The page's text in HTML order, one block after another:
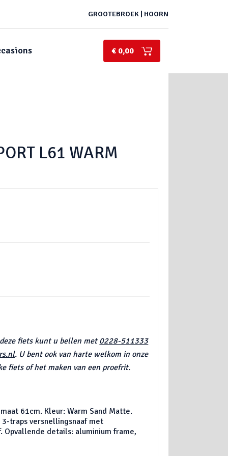
GROOTEBROEK | HOORN
€ 0,00
L61 WARM
fiets kunt u bellen met 0228-511333
. U bent ook van harte welkom in onze
fiets of het maken van een proefrit.
61cm. Kleur: Warm Sand Matte.
traps versnellingsnaaf met
Opvallende details: aluminium frame,